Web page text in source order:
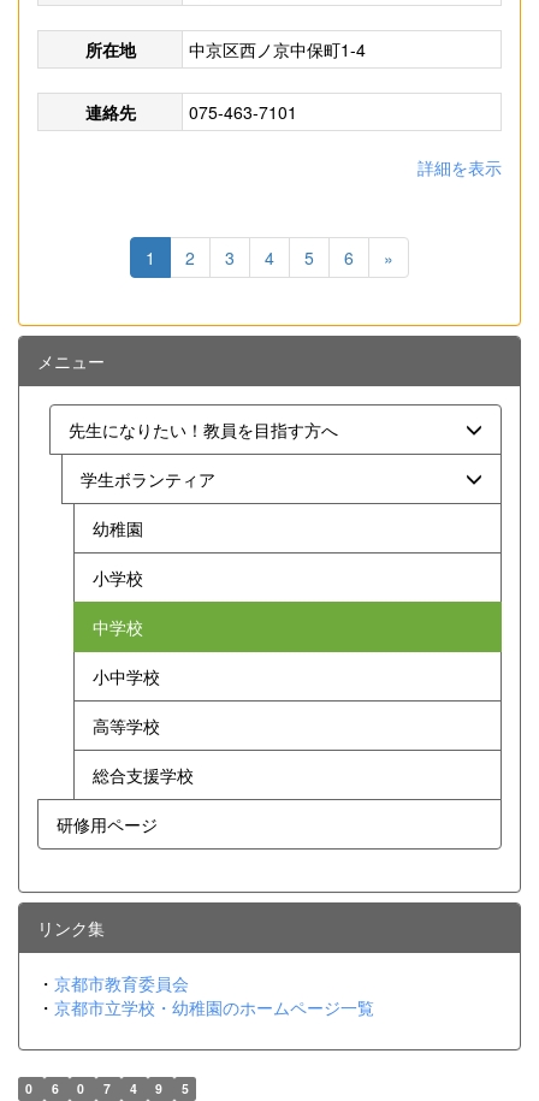
所在地 中京区西ノ京中保町1-4
連絡先 075-463-7101
詳細を表示
1 2 3 4 5 6 »
メニュー
先生になりたい！教員を目指す方へ
学生ボランティア
幼稚園
小学校
中学校
小中学校
高等学校
総合支援学校
研修用ページ
リンク集
・ 京都市教育委員会
・ 京都市立学校・幼稚園のホームページ一覧
0 6 0 7 4 9 5